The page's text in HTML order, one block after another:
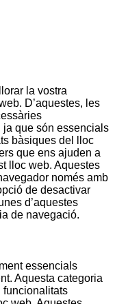
la vostra
D’aquestes, les
ja que són essencials
bàsiques del lloc
que ens ajuden a
lloc web. Aquestes
només amb
de desactivar
d’aquestes
de navegació.
essencials
Aquesta categoria
funcionalitats